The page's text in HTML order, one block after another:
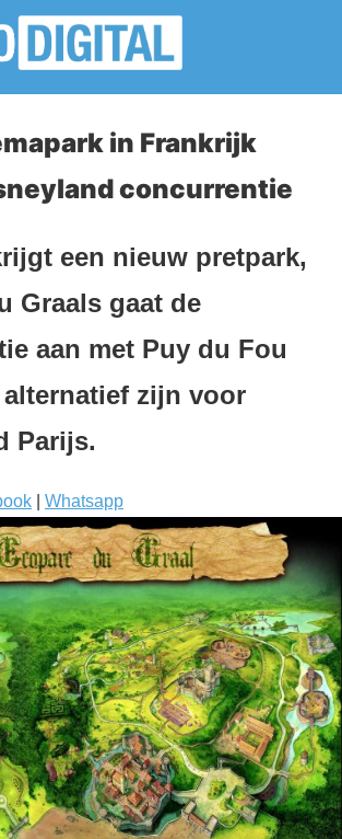
in Frankrijk
concurrentie
een nieuw pretpark,
Graals gaat de
aan met Puy du Fou
zijn voor
Parijs.
Whatsapp